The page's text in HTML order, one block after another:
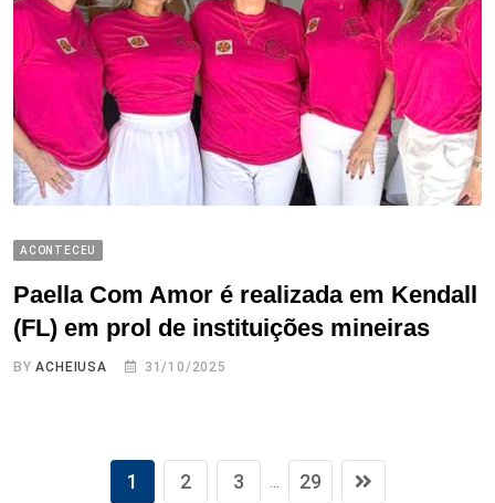
ACONTECEU
Paella Com Amor é realizada em Kendall
(FL) em prol de instituições mineiras
BYACHEIUSA 31/10/2025
1 2 3 ... 29